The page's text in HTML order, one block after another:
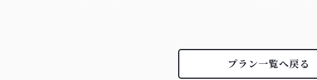
プラン一覧へ戻る